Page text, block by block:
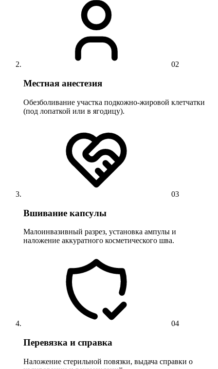
02
Местная анестезия
Обезболивание участка подкожно-жировой клетчатки
(под лопаткой или в ягодицу).
03
Вшивание капсулы
Малоинвазивный разрез, установка ампулы и
наложение аккуратного косметического шва.
04
Перевязка и справка
Наложение стерильной повязки, выдача справки о